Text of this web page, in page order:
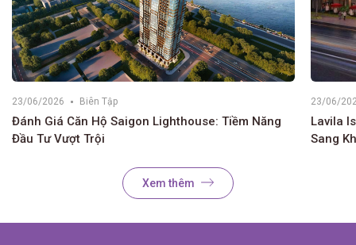
23/06/2026 Biên Tập
Đánh Giá Căn Hộ Saigon Lighthouse: Tiềm Năng
Đầu Tư Vượt Trội
23/06/
Lavila
Sang
Xem thêm